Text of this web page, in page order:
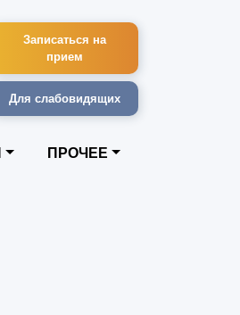
Записаться на
прием
Для слабовидящих
ПРОЧЕЕ